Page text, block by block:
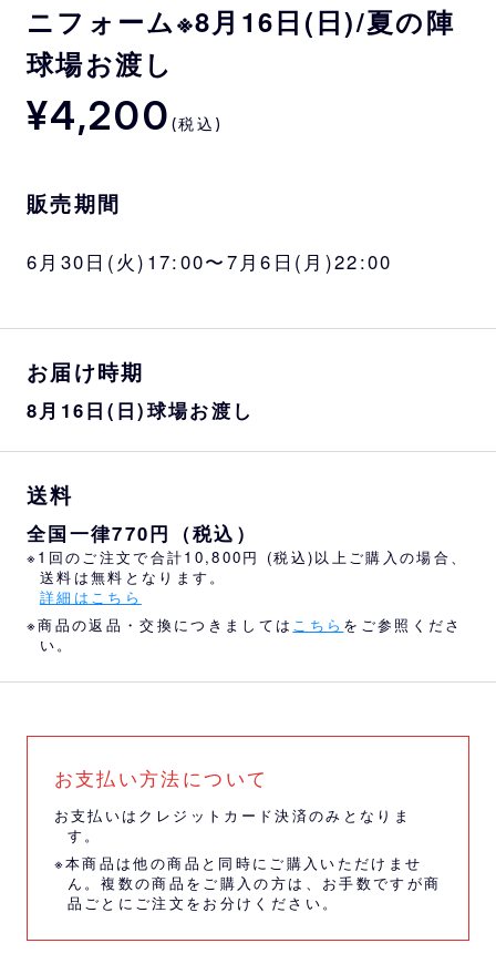
ニフォーム※8月16日(日)/夏の陣
球場お渡し
¥4,200 (税込)
販売期間
6月30日(火)17:00〜7月6日(月)22:00
お届け時期
8月16日(日)球場お渡し
送料
全国一律770円（税込）
※1回のご注文で合計10,800円 (税込)以上ご購入の場合、
送料は無料となります。
詳細はこちら
※商品の返品・交換につきましては こちら をご参照くださ
い。
お支払い方法について
お支払いはクレジットカード決済のみとなりま
す。
※本商品は他の商品と同時にご購入いただけませ
ん。複数の商品をご購入の方は、お手数ですが商
品ごとにご注文をお分けください。